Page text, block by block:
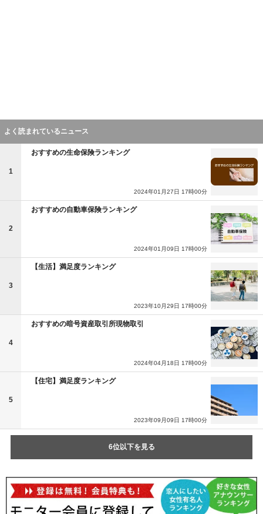
よく読まれているニュース
1
おすすめの生命保険ランキング
2024年01月27日 17時00分
2
おすすめの自動車保険ランキング
2024年01月09日 17時00分
3
【生活】満足度ランキング
2023年10月29日 17時00分
4
おすすめの暗号資産取引所現物取引
2024年04月18日 17時00分
5
【住宅】満足度ランキング
2023年09月09日 17時00分
6位以下を見る